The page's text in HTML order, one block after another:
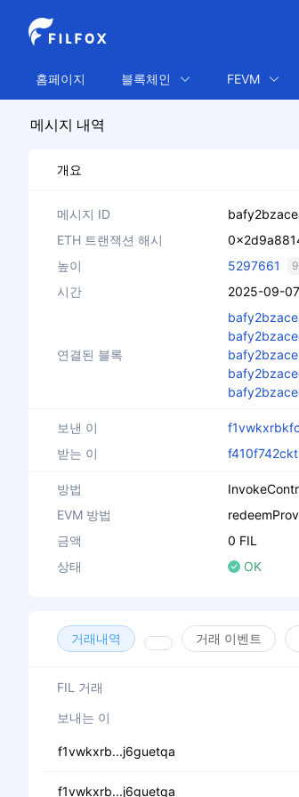
홈페이지 블록체인 FEVM
메시지 내역
개요
메시지 ID
ETH 트랜잭션 해시
높이
5297661
시간 2025-09-
연결된 블록
보낸 이
받는 이
방법
EVM 방법
금액
0 FIL
상태
OK
거래내역 거래 이벤트
FIL 거래
보내는 이
f1vwkxrb...j6guetqa
f1vwkxrb...j6guetqa